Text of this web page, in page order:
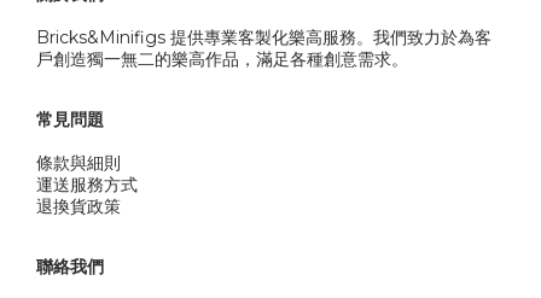
Bricks&Minifigs 提供專業客製化樂高服務。我們致力於為客
戶創造獨一無二的樂高作品，滿足各種創意需求。
常見問題
條款與細則
運送服務方式
退換貨政策
聯絡我們